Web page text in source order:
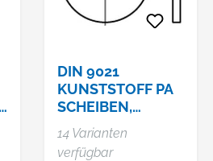
DIN 9021
KUNSTSTOFF PA
SCHEIBEN,
AUSSEN Ø 3 X S
CHRAUBEN Ø,
14 Varianten
verfügbar